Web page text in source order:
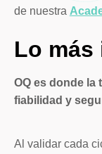
de nuestra
Lo más
OQ es donde la
fiabilidad y
Al validar cada